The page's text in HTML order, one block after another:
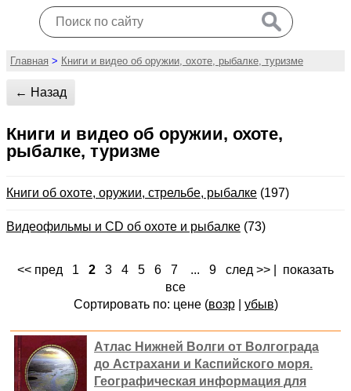
Главная > Книги и видео об оружии, охоте, рыбалке, туризме
← Назад
Книги и видео об оружии, охоте,
рыбалке, туризме
Книги об охоте, оружии, стрельбе, рыбалке (197)
Видеофильмы и СD об охоте и рыбалке (73)
<< пред 1 2 3 4 5 6 7 ... 9 след >>
показать
все
Сортировать по: цене (возр| убыв)
Атлас Нижней Волги от Волгограда
до Астрахани и Каспийского моря.
Географическая информация для